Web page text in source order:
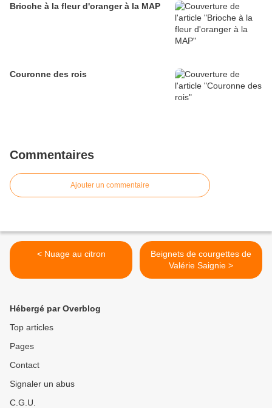
Brioche à la fleur d'oranger à la MAP
Couronne des rois
Commentaires
Ajouter un commentaire
< Nuage au citron
Beignets de courgettes de
Valérie Saignie >
Hébergé par Overblog
Top articles
Pages
Contact
Signaler un abus
C.G.U.